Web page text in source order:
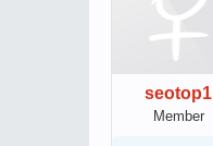
seotop1
Member